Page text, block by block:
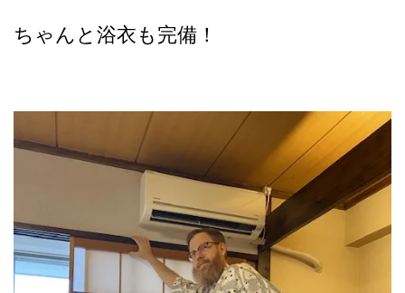
ちゃんと浴衣も完備！